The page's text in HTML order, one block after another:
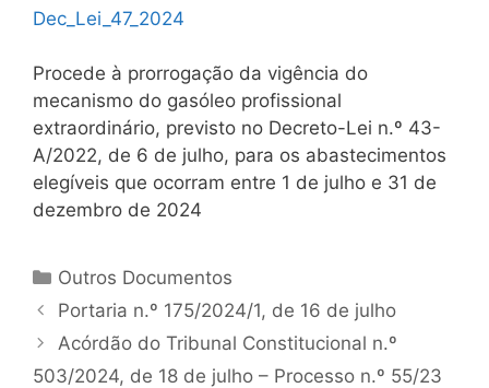
Dec_Lei_47_2024
Procede à prorrogação da vigência do
mecanismo do gasóleo profissional
extraordinário, previsto no Decreto-Lei n.º 43-
A/2022, de 6 de julho, para os abastecimentos
elegíveis que ocorram entre 1 de julho e 31 de
dezembro de 2024
Categorias
Outros Documentos
Navegação
de
Portaria n.º 175/2024/1, de 16 de julho
Acórdão do Tribunal Constitucional n.º
503/2024, de 18 de julho – Processo n.º 55/23